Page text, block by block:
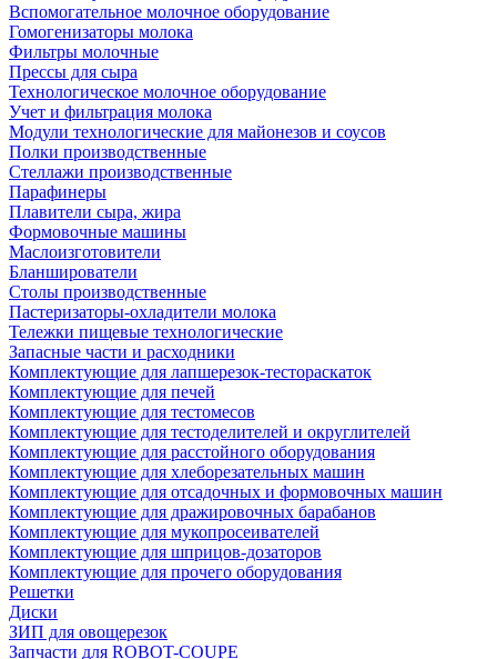
Вспомогательное молочное оборудование
Гомогенизаторы молока
Фильтры молочные
Прессы для сыра
Технологическое молочное оборудование
Учет и фильтрация молока
Модули технологические для майонезов и соусов
Полки производственные
Стеллажи производственные
Парафинеры
Плавители сыра, жира
Формовочные машины
Маслоизготовители
Бланширователи
Столы производственные
Пастеризаторы-охладители молока
Тележки пищевые технологические
Запасные части и расходники
Комплектующие для лапшерезок-тестораскаток
Комплектующие для печей
Комплектующие для тестомесов
Комплектующие для тестоделителей и округлителей
Комплектующие для расстойного оборудования
Комплектующие для хлеборезательных машин
Комплектующие для отсадочных и формовочных машин
Комплектующие для дражировочных барабанов
Комплектующие для мукопросеивателей
Комплектующие для шприцов-дозаторов
Комплектующие для прочего оборудования
Решетки
Диски
ЗИП для овощерезок
Запчасти для ROBOT-COUPE